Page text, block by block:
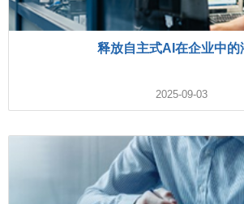
释放自主式AI在企业中的
2025-09-03